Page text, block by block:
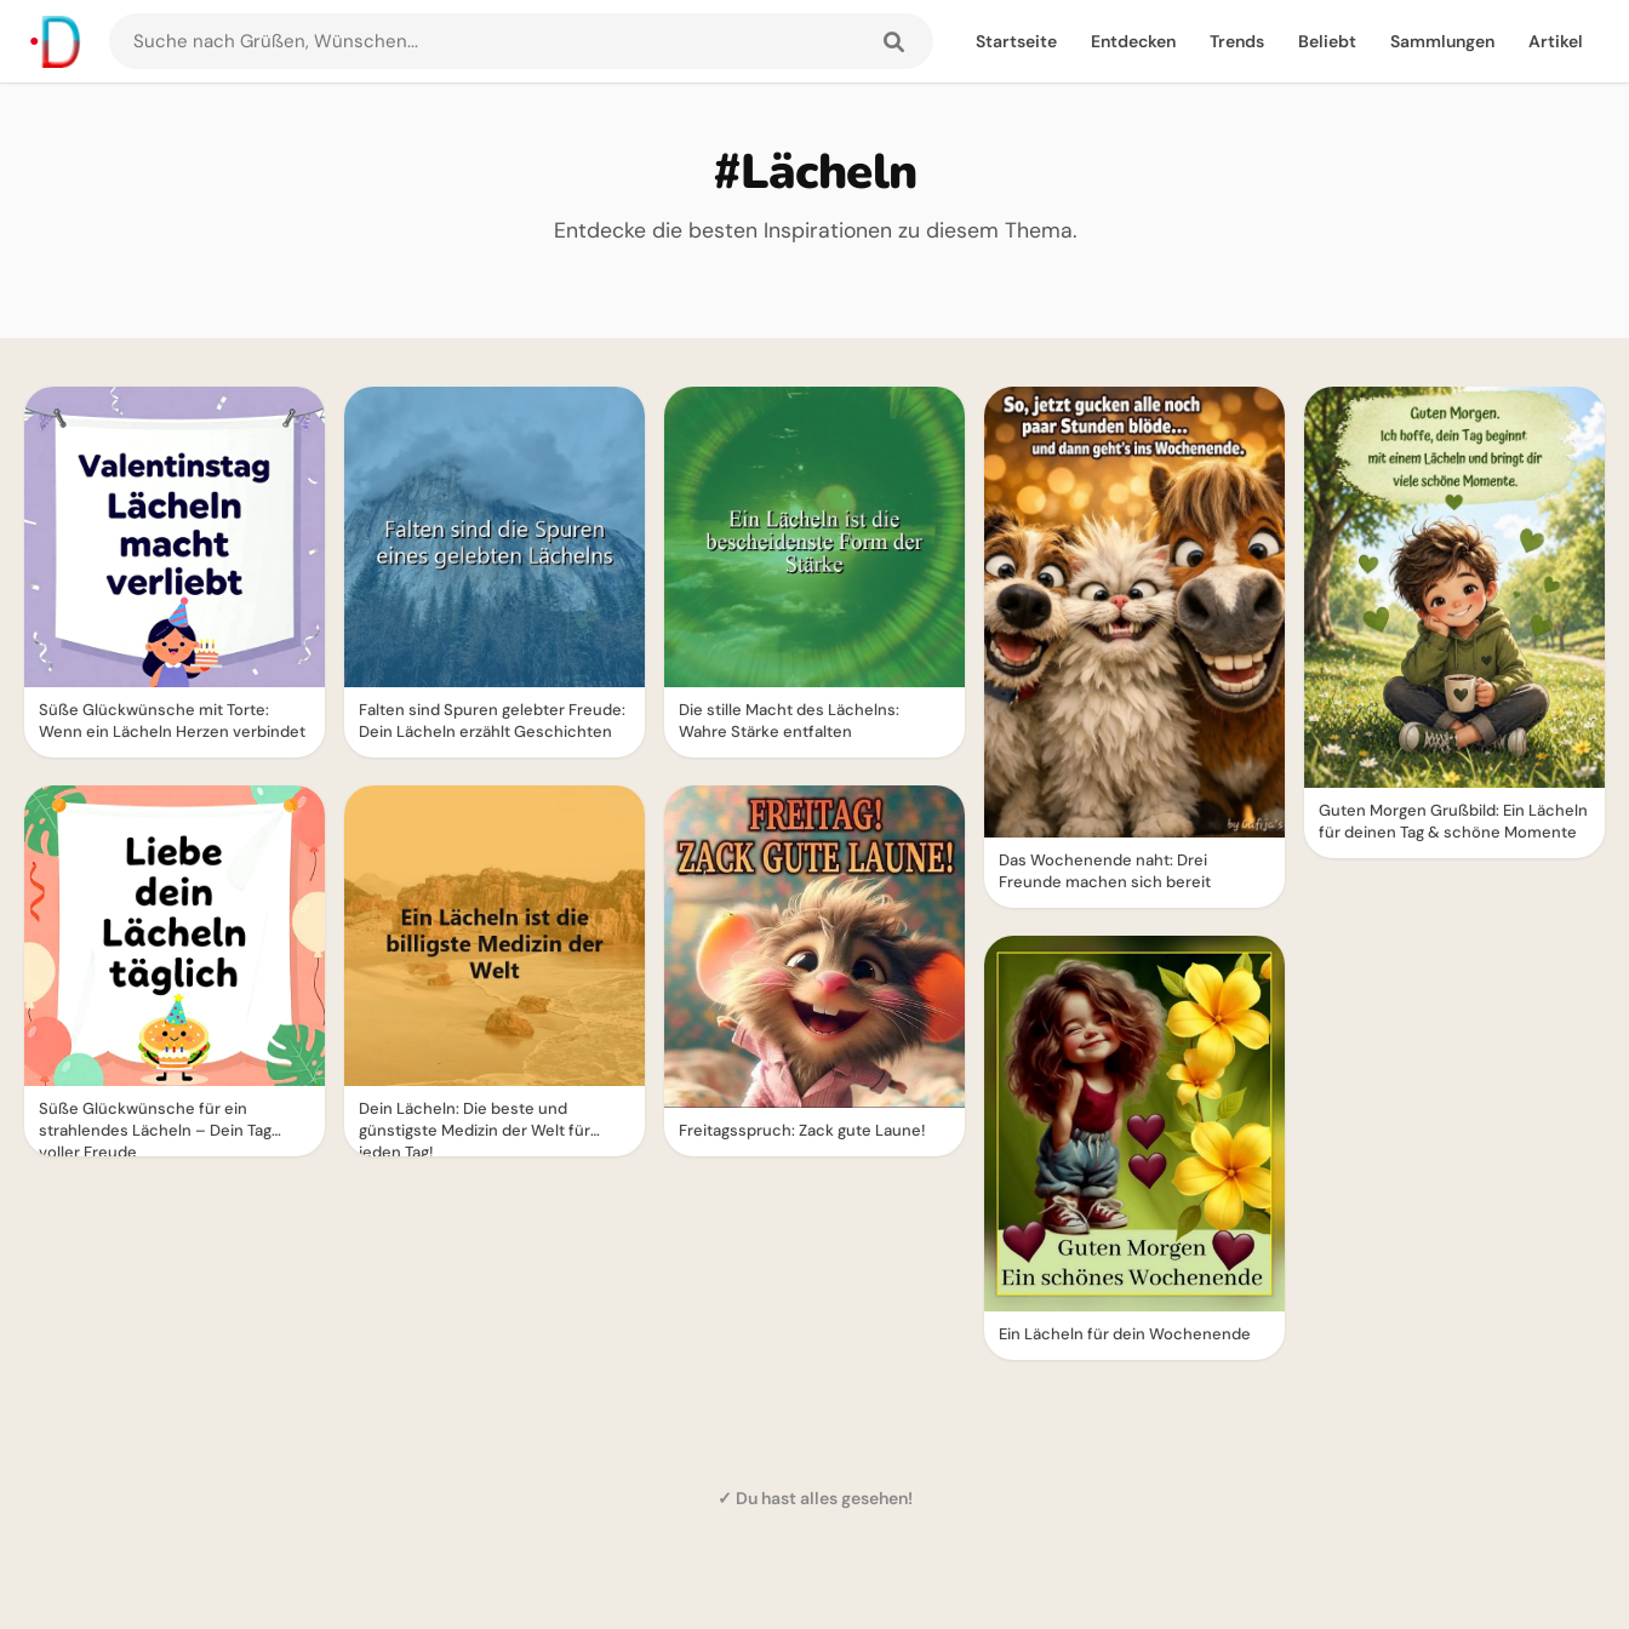
Suche
nach
Startseite Entdecken Trends Beliebt Sammlungen Artikel
#Lächeln
Entdecke die besten Inspirationen zu diesem Thema.
Süße Glückwünsche mit Torte:
Wenn ein Lächeln Herzen verbindet
Süße Glückwünsche für ein
strahlendes Lächeln – Dein Tag
voller Freude
Falten sind Spuren gelebter Freude:
Dein Lächeln erzählt Geschichten
Dein Lächeln: Die beste und
günstigste Medizin der Welt für
jeden Tag!
Die stille Macht des Lächelns:
Wahre Stärke entfalten
Freitagsspruch: Zack gute Laune!
Das Wochenende naht: Drei
Freunde machen sich bereit
Ein Lächeln für dein Wochenende
Guten Morgen Grußbild: Ein Lächeln
für deinen Tag & schöne Momente
✓ Du hast alles gesehen!